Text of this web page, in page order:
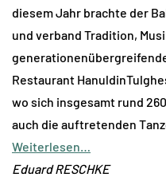
diesem Jahr brachte der
und verband Tradition,
Restaurant
wo sich insgesamt rund
auch die auftretenden
Weiterlesen…
Eduard RESCHKE